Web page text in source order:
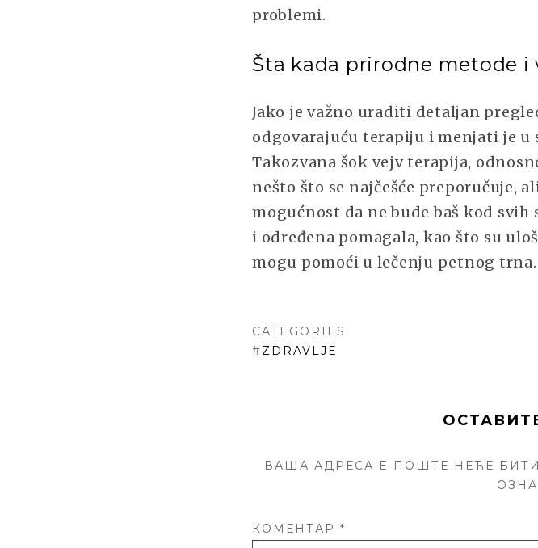
problemi.
Šta kada prirodne metode i
Jako je važno uraditi detaljan
odgovarajuću terapiju i menjati je
Takozvana šok vejv terapija,
nešto što se najčešće preporučuje,
mogućnost da ne bude baš kod
i određena pomagala, kao što su
mogu pomoći u lečenju petnog trna.
CATEGORIES
#ZDRAVLJE
ВАША АДРЕСА Е-ПОШТЕ НЕЋЕ
КОМЕНТАР *